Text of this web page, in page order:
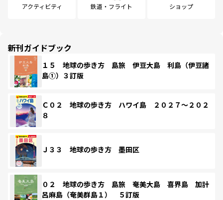
アクティビティ 鉄道・フライト ショップ
新刊ガイドブック
１５ 地球の歩き方 島旅 伊豆大島 利島（伊豆諸
島①）３訂版
Ｃ０２ 地球の歩き方 ハワイ島 ２０２７～２０２
８
Ｊ３３ 地球の歩き方 墨田区
０２ 地球の歩き方 島旅 奄美大島 喜界島 加計
呂麻島（奄美群島１） ５訂版